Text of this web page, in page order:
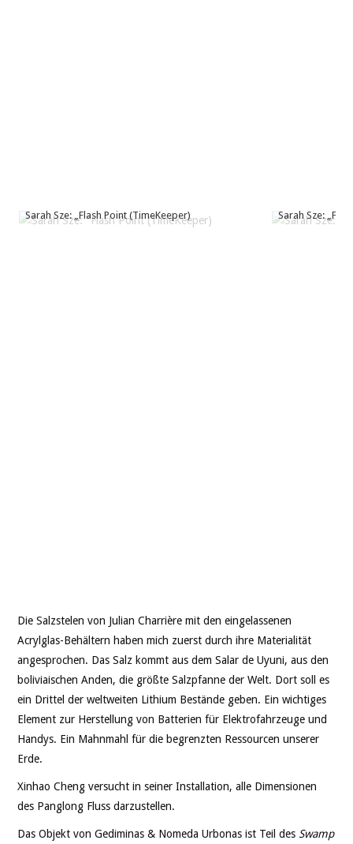
Sarah Sze: „Flash Point (TimeKeeper) Sarah Sze:
Die Salzstelen von Julian Charrière mit den eingelassenen
Acrylglas-Behältern haben mich zuerst durch ihre Materialität
angesprochen. Das Salz kommt aus dem Salar de Uyuni, aus den
boliviaischen Anden, die größte Salzpfanne der Welt. Dort soll es
ein Drittel der weltweiten Lithium Bestände geben. Ein wichtiges
Element zur Herstellung von Batterien für Elektrofahrzeuge und
Handys. Ein Mahnmahl für die begrenzten Ressourcen unserer
Erde.
Xinhao Cheng versucht in seiner Installation, alle Dimensionen
des Panglong Fluss darzustellen.
Das Objekt von Gediminas & Nomeda Urbonas ist Teil des Swamp